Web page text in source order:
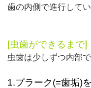
歯の内側で進行して
[虫歯ができるまで]
虫歯は少しずつ内部
1.プラーク(=歯垢)